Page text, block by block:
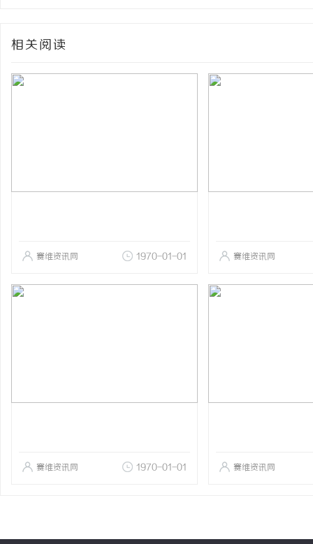
相关阅读
赛维资讯网 1970-01-01 赛维资讯网
赛维资讯网 1970-01-01 赛维资讯网